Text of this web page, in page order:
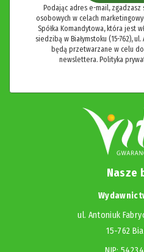
Podając adres e-mail,
osobowych w celach
Spółka Komandytowa, która jest
siedzibą w Białymstoku (15-762),
będą przetwarzane w celu
newslettera. Polityka
Nasze
ul. Antoniuk
15-762